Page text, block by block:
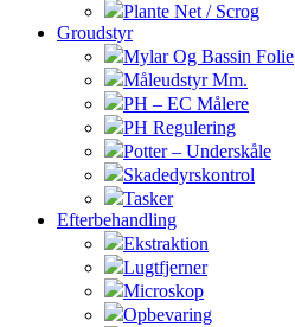
Plante Net / Scrog
Groudstyr
Mylar Og Bassin Folie
Måleudstyr Mm.
PH – EC Målere
PH Regulering
Potter – Underskåle
Skadedyrskontrol
Tasker
Efterbehandling
Ekstraktion
Lugtfjerner
Microskop
Opbevaring